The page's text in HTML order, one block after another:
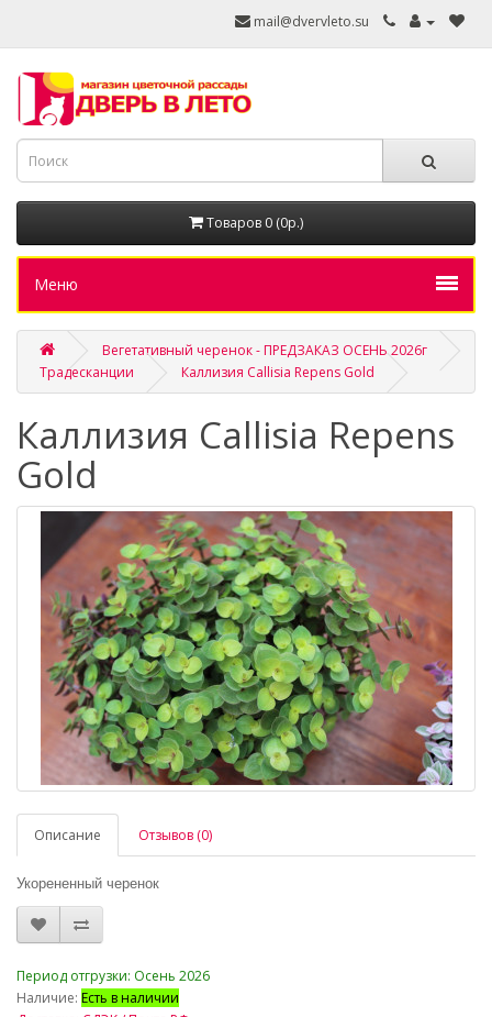
mail@dvervleto.su
Товаров 0 (0р.)
Меню
Вегетативный черенок - ПРЕДЗАКАЗ ОСЕНЬ 2026г
Традесканции
Каллизия Callisia Repens Gold
Каллизия Callisia Repens
Gold
Описание Отзывов (0)
Укорененный черенок
Период отгрузки: Осень 2026
Наличие: Есть в наличии